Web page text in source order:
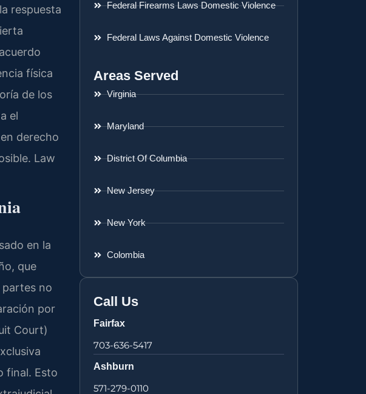
respuesta
física
de los
el
derecho
Law
en la
que
partes no
por
Court)
final. Esto
Federal Firearms Laws Domestic Violence
Federal Laws Against Domestic Violence
Areas Served
Virginia
Maryland
District Of Columbia
New Jersey
New York
Colombia
Call Us
Fairfax
703-636-5417
Ashburn
571-279-0110